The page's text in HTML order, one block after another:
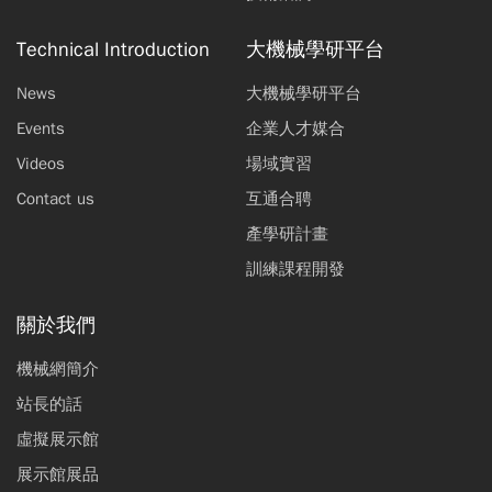
Technical Introduction
News
Events
Videos
Contact us
大機械學研平台
大機械學研平台
企業人才媒合
場域實習
互通合聘
產學研計畫
訓練課程開發
關於我們
機械網簡介
站長的話
虛擬展示館
展示館展品